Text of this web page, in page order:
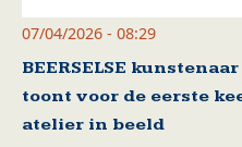
07/04/2026 - 08:29
BEERSELSE
toont voor de eerste
atelier in beeld